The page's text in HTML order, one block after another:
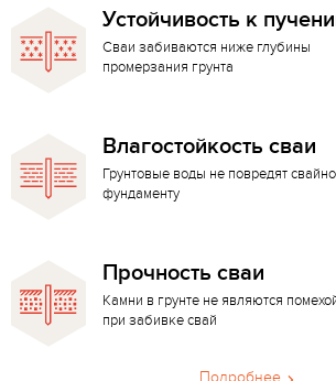
Устойчивость к
Сваи забиваются ниже глубины
промерзания грунта
Влагостойкость сваи
Грунтовые воды не повредят
фундаменту
Прочность сваи
Камни в грунте не являются
при забивке свай
Подробнее